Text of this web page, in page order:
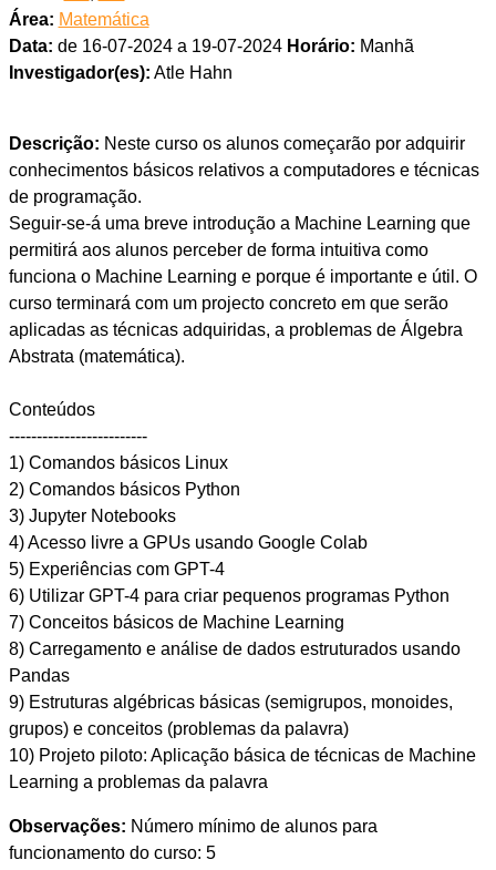
Área: Matemática
Data: de 16-07-2024 a 19-07-2024 Horário: Manhã
Investigador(es): Atle Hahn
Descrição: Neste curso os alunos começarão por adquirir
conhecimentos básicos relativos a computadores e técnicas
de programação.
Seguir-se-á uma breve introdução a Machine Learning que
permitirá aos alunos perceber de forma intuitiva como
funciona o Machine Learning e porque é importante e útil. O
curso terminará com um projecto concreto em que serão
aplicadas as técnicas adquiridas, a problemas de Álgebra
Abstrata (matemática).
Conteúdos
-------------------------
1) Comandos básicos Linux
2) Comandos básicos Python
3) Jupyter Notebooks
4) Acesso livre a GPUs usando Google Colab
5) Experiências com GPT-4
6) Utilizar GPT-4 para criar pequenos programas Python
7) Conceitos básicos de Machine Learning
8) Carregamento e análise de dados estruturados usando
Pandas
9) Estruturas algébricas básicas (semigrupos, monoides,
grupos) e conceitos (problemas da palavra)
10) Projeto piloto: Aplicação básica de técnicas de Machine
Learning a problemas da palavra
Observações: Número mínimo de alunos para
funcionamento do curso: 5